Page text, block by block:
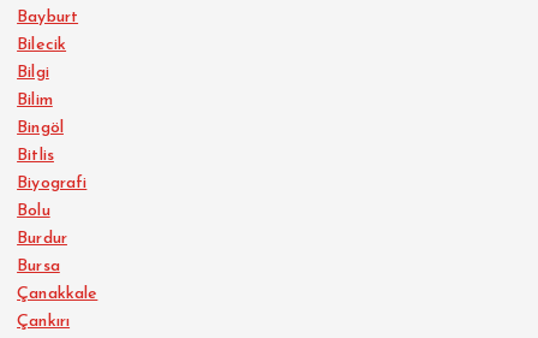
Bayburt
Bilecik
Bilgi
Bilim
Bingöl
Bitlis
Biyografi
Bolu
Burdur
Bursa
Çanakkale
Çankırı